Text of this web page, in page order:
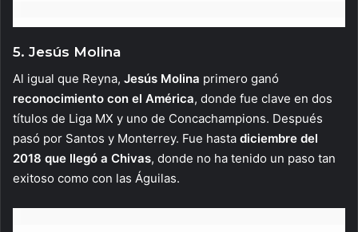
5. Jesús Molina
Al igual que Reyna, Jesús Molina primero ganó
reconocimiento con el América, donde fue clave en dos
títulos de Liga MX y uno de Concachampions. Después
pasó por Santos y Monterrey. Fue hasta diciembre del
2018 que llegó a Chivas, donde no ha tenido un paso tan
exitoso como con las Águilas.